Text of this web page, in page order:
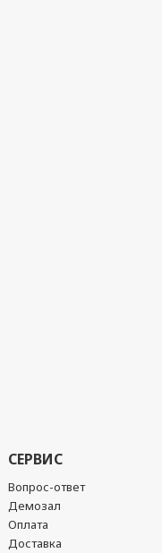
СЕРВИС
Вопрос-ответ
Демозал
Оплата
Доставка